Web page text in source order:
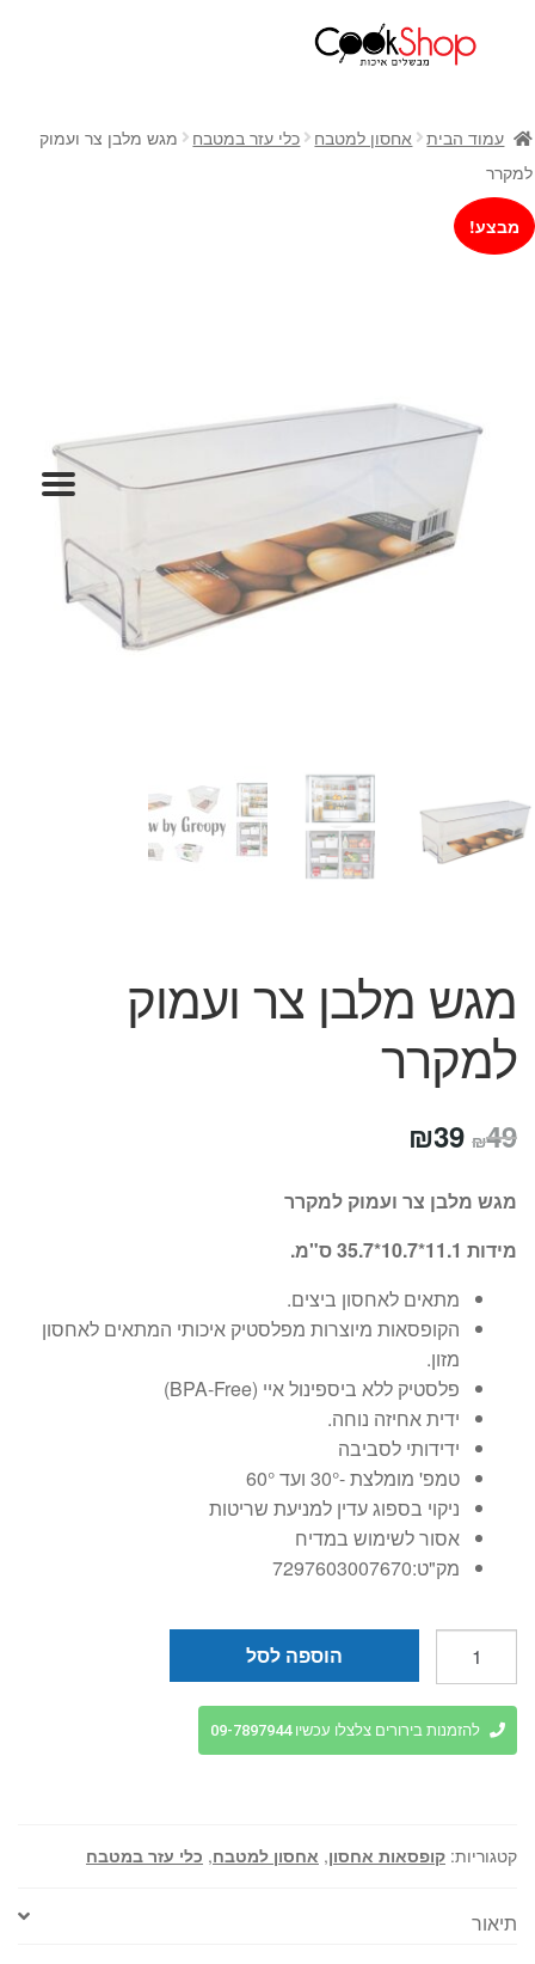
חנות
כלי בישול
סירים
מחבתות
כלי הגשה ואירוח
אפייה
קפה ותה
גיפט קארד
כלי בית
המותגים שלנו
עמוד הבית אחסון למטבח כלי עזר במטבח
מגש מלבן צר ועמוק
למקרר
מבצע!
מגש מלבן צר ועמוק
למקרר
₪49 המחיר
היה:
₪49.
₪39
הוא:
₪39.
מגש מלבן צר ועמוק למקרר
מידות 11.1*10.7*35.7 ס"מ.
מתאים לאחסון ביצים.
הקופסאות מיוצרות מפלסטיק איכותי המתאים לאחסון
מזון.
פלסטיק ללא ביספינול איי (BPA-Free)
ידית אחיזה נוחה.
ידידותי לסביבה
טמפ' מומלצת -30° ועד 60°
ניקוי בספוג עדין למניעת שריטות
אסור לשימוש במדיח
מק"ט:7297603007670
מגש
מלבן
צר
הוספה לסל
להזמנות בירורים צלצלו עכשיו 09-7897944
קטגוריות: קופסאות אחסון, אחסון למטבח, כלי עזר במטבח
תיאור